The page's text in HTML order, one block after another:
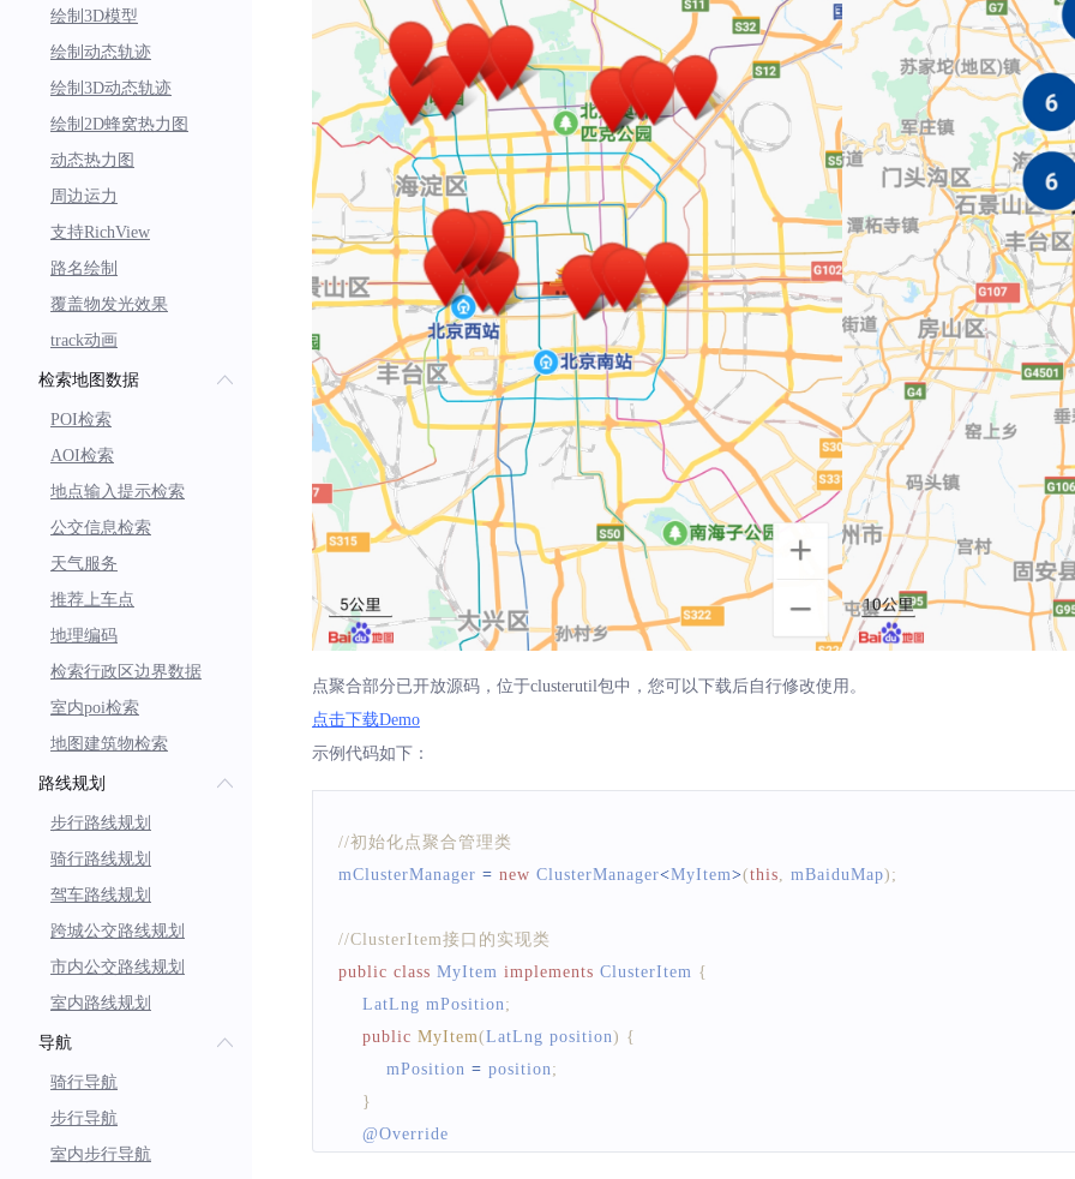
绘制3D模型
绘制动态轨迹
绘制3D动态轨迹
绘制2D蜂窝热力图
动态热力图
周边运力
支持RichView
路名绘制
覆盖物发光效果
track动画
检索地图数据
POI检索
AOI检索
地点输入提示检索
公交信息检索
天气服务
推荐上车点
地理编码
检索行政区边界数据
室内poi检索
地图建筑物检索
路线规划
步行路线规划
骑行路线规划
驾车路线规划
跨城公交路线规划
市内公交路线规划
室内路线规划
导航
骑行导航
步行导航
室内步行导航
点聚合部分已开放源码，位于clusterutil包中，您可以下载后自行修改使用。
点击下载Demo
示例代码如下：
//初始化点聚合管理类
mClusterManager = new ClusterManager<MyItem>(this mBaiduMap) ;
//ClusterItem接口的实现类
public class MyItem implements ClusterItem {
LatLng mPosition ;
public MyItem(LatLng position) {
        mPosition
= position ;
}
    @
Override